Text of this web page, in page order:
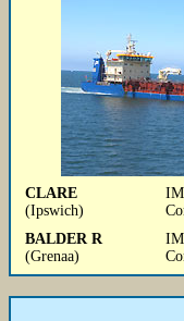
CLARE
(Ipswich)
BALDER R
(Grenaa)